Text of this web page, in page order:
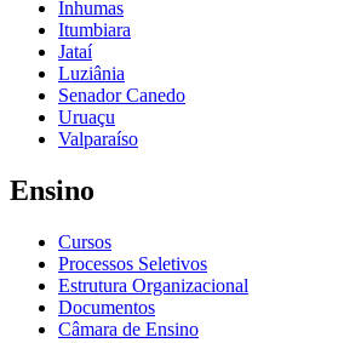
Inhumas
Itumbiara
Jataí
Luziânia
Senador Canedo
Uruaçu
Valparaíso
Ensino
Cursos
Processos Seletivos
Estrutura Organizacional
Documentos
Câmara de Ensino